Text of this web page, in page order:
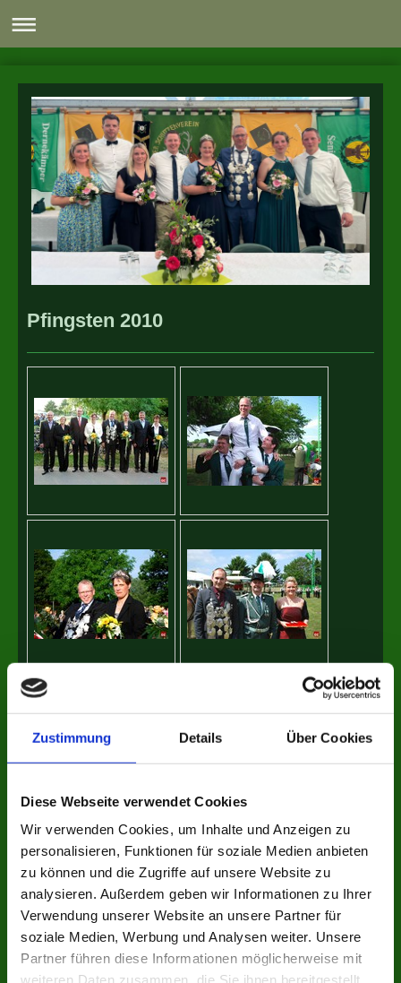
Zustimmung Details Über Cookies
Diese Webseite verwendet Cookies
Wir verwenden Cookies, um Inhalte und Anzeigen zu
personalisieren, Funktionen für soziale Medien anbieten
zu können und die Zugriffe auf unsere Website zu
analysieren. Außerdem geben wir Informationen zu Ihrer
Verwendung unserer Website an unsere Partner für
soziale Medien, Werbung und Analysen weiter. Unsere
Partner führen diese Informationen möglicherweise mit
weiteren Daten zusammen, die Sie ihnen bereitgestellt
Pfingsten 2010